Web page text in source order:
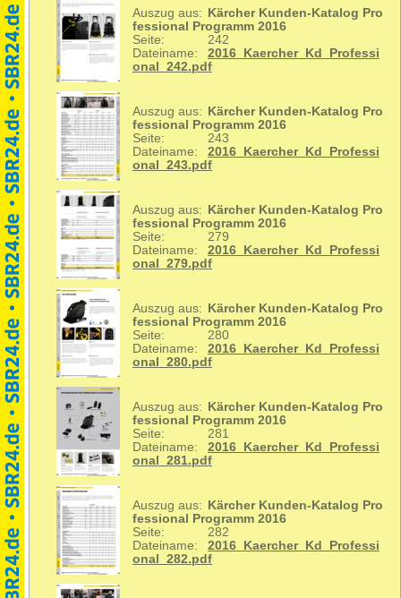
Auszug aus:
Kärcher Kunden-Katalog Pro
fessional Programm 2016
Seite:
242
Dateiname:
2016_Kaercher_Kd_Professi
onal_242.pdf
Auszug aus:
Kärcher Kunden-Katalog Pro
fessional Programm 2016
Seite:
243
Dateiname:
2016_Kaercher_Kd_Professi
onal_243.pdf
Auszug aus:
Kärcher Kunden-Katalog Pro
fessional Programm 2016
Seite:
279
Dateiname:
2016_Kaercher_Kd_Professi
onal_279.pdf
Auszug aus:
Kärcher Kunden-Katalog Pro
fessional Programm 2016
Seite:
280
Dateiname:
2016_Kaercher_Kd_Professi
onal_280.pdf
Auszug aus:
Kärcher Kunden-Katalog Pro
fessional Programm 2016
Seite:
281
Dateiname:
2016_Kaercher_Kd_Professi
onal_281.pdf
Auszug aus:
Kärcher Kunden-Katalog Pro
fessional Programm 2016
Seite:
282
Dateiname:
2016_Kaercher_Kd_Professi
onal_282.pdf